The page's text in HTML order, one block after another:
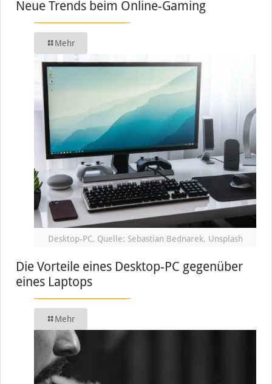
Neue Trends beim Online-Gaming
Mehr
Desktop-PC, Quelle: Sebastian Bednarek, Unsplash
Die Vorteile eines Desktop-PC gegenüber
eines Laptops
Mehr